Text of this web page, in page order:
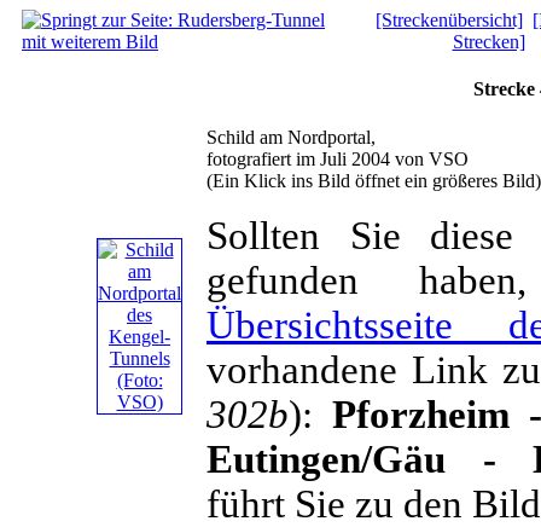
[Streckenübersicht]
Strecken]
Strecke
Schild am Nordportal,
fotografiert im Juli 2004 von VSO
(Ein Klick ins Bild öffnet ein größeres Bild)
Sollten Sie diese
gefunden
Übersichtsseite
vorhandene Link
302b): Pforzheim
Eutingen/Gäu -
führt Sie zu den